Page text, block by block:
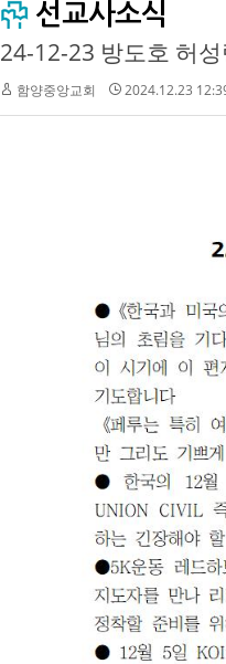
선교사소식
24-12-23 방도호 허성
함양중앙교회 2024.12.23